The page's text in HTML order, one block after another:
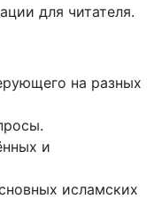
для читателя.
на разных
и
исламских